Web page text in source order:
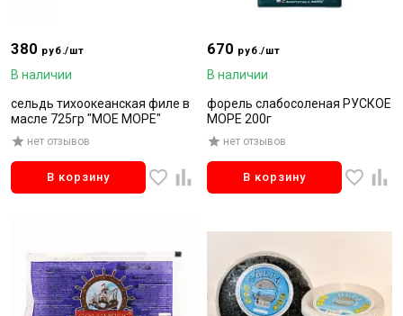
380 руб./шт
В наличии
сельдь тихоокеанская филе в
масле 725гр "МОЕ МОРЕ"
нет отзывов
В корзину
670 руб./шт
В наличии
форель слабосоленая РУСКОЕ
МОРЕ 200г
нет отзывов
В корзину